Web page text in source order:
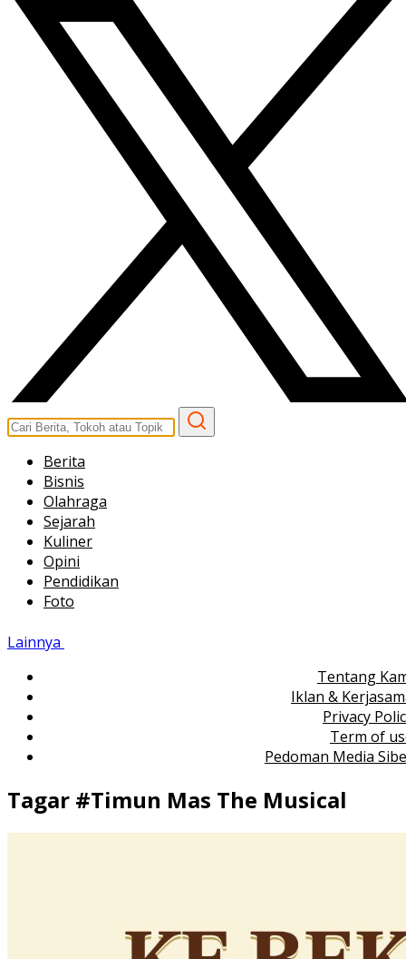
Berita
Bisnis
Olahraga
Sejarah
Kuliner
Opini
Pendidikan
Foto
Lainnya
Tentang
Iklan &
Privacy
Term of
Pedoman Media
Tagar #Timun Mas The Musical